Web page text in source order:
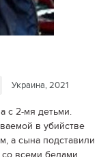
Украина, 2021
с 2-мя детьми.
в убийстве
а сына подставили
всеми бедами,